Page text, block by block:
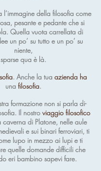
l’immagine della filosofia come
pesante e pedante che si
Quella vuota carrellata di
un po’ su tutto e un po’ su
niente,
sparse qua è là.
. Anche la tua azienda ha
una filosofia.
formazione non si parla di-
Il nostro viaggio filosofico
caverna di Platone, nelle aule
e sui binari ferroviari, ti
lupo in mezzo ai lupi e ti
quelle domande difficili che
eri bambino sapevi fare.